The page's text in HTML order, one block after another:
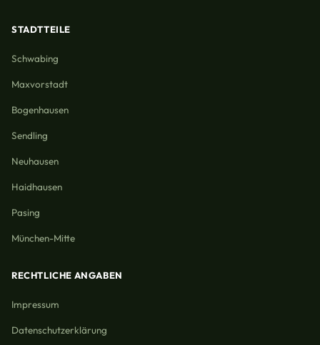
STADTTEILE
Schwabing
Maxvorstadt
Bogenhausen
Sendling
Neuhausen
Haidhausen
Pasing
München-Mitte
RECHTLICHE ANGABEN
Impressum
Datenschutzerklärung